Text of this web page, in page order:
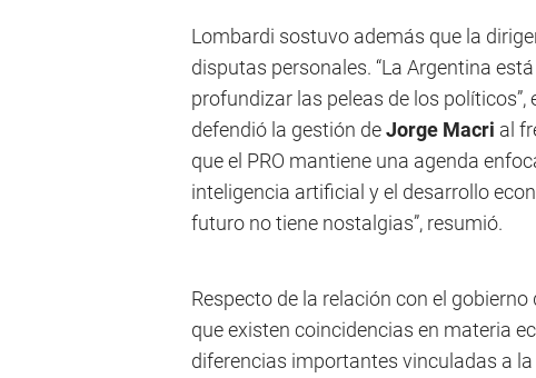
Lombardi sostuvo además que la
disputas personales. “La Argentina
profundizar las peleas de los
defendió la gestión deJorge Macri al
que el PRO mantiene una agenda
inteligencia artificial y el desarrollo
futuro no tiene nostalgias”, resumió.
Respecto de la relación con el gobierno
que existen coincidencias en materia
diferencias importantes vinculadas a